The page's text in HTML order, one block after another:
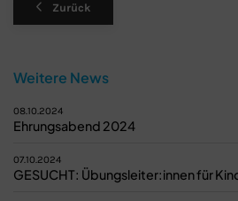
Zurück
Weitere News
08.10.2024
Ehrungsabend 2024
07.10.2024
GESUCHT: Übungsleiter:innen für